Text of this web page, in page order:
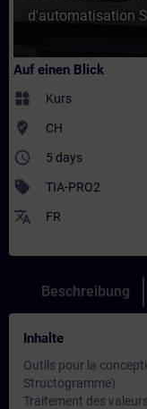
d'automatisation
Auf einen Blick
widgets Kurs
where_to_vote CH
access_time 5 days
sell TIA-PRO2
translate FR
Beschreibung
Inhalte
Outils pour la
Structogramme)
Traitement des